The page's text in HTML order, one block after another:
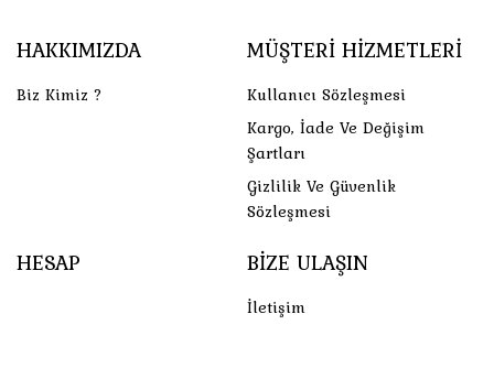
HAKKIMIZDA
Biz Kimiz ?
MÜŞTERI HIZMETLERI
Kullanıcı Sözleşmesi
Kargo, İade Ve Değişim
Şartları
Gizlilik Ve Güvenlik
Sözleşmesi
HESAP BIZE ULAŞIN
İletişim